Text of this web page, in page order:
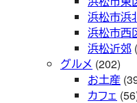
浜松市浜
浜松市西
浜松近郊
グルメ (202)
お土産
カフェ